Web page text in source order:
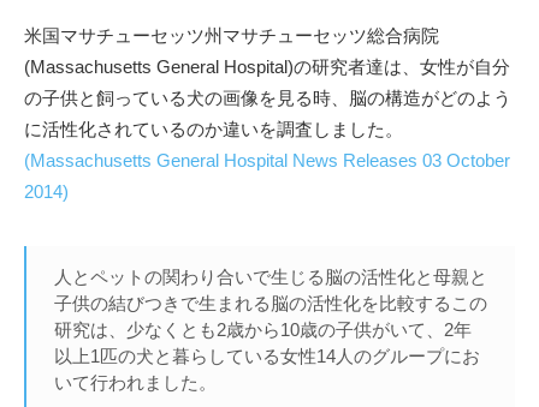
米国マサチューセッツ州マサチューセッツ総合病院
(Massachusetts General Hospital)の研究者達は、女性が自分
の子供と飼っている犬の画像を見る時、脳の構造がどのよう
に活性化されているのか違いを調査しました。
(Massachusetts General Hospital News Releases 03 October
2014)
人とペットの関わり合いで生じる脳の活性化と母親と
子供の結びつきで生まれる脳の活性化を比較するこの
研究は、少なくとも2歳から10歳の子供がいて、2年
以上1匹の犬と暮らしている女性14人のグループにお
いて行われました。